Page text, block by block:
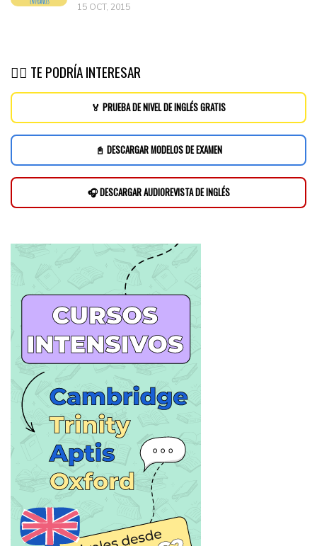
15 OCT, 2015
👉🏽 TE PODRÍA INTERESAR
🏅 PRUEBA DE NIVEL DE INGLÉS GRATIS
📓 DESCARGAR MODELOS DE EXAMEN
🎧 DESCARGAR AUDIOREVISTA DE INGLÉS